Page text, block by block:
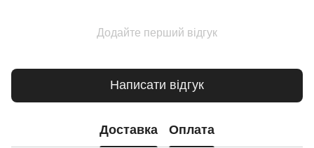
Додайте перший відгук
Написати відгук
Доставка Оплата